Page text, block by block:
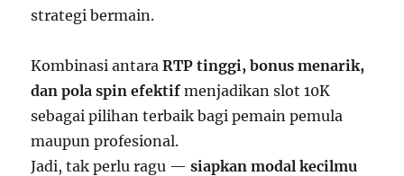
strategi bermain.
Kombinasi antaraRTP tinggi, bonus menarik,
dan pola spin efektif menjadikan slot 10K
sebagai pilihan terbaik bagi pemain pemula
maupun profesional.
Jadi, tak perlu ragu —siapkan modal kecilmu